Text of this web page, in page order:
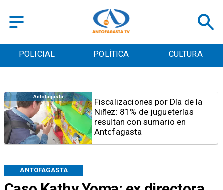
POLICIAL POLÍTICA CULTURA
ANTOFAGASTA
Antofagasta
Tribunal frena opción de pena
mixta para Karen Rojo por ahora